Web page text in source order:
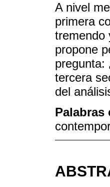
A nivel
primera
tremendo
propone
pregunta:
tercera
del
Palabras